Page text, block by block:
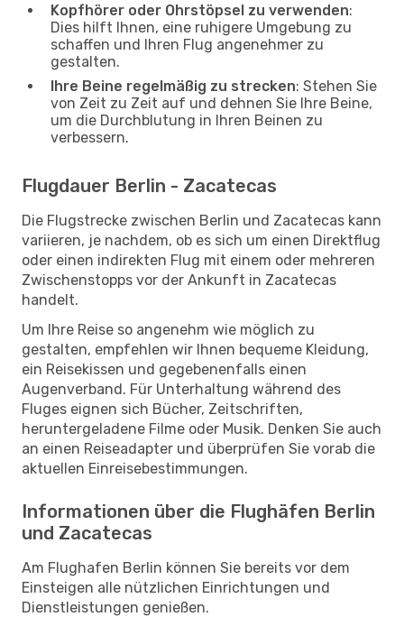
Kopfhörer oder Ohrstöpsel zu verwenden:
Dies hilft Ihnen, eine ruhigere Umgebung zu
schaffen und Ihren Flug angenehmer zu
gestalten.
Ihre Beine regelmäßig zu strecken: Stehen Sie
von Zeit zu Zeit auf und dehnen Sie Ihre Beine,
um die Durchblutung in Ihren Beinen zu
verbessern.
Flugdauer Berlin - Zacatecas
Die Flugstrecke zwischen Berlin und Zacatecas kann
variieren, je nachdem, ob es sich um einen Direktflug
oder einen indirekten Flug mit einem oder mehreren
Zwischenstopps vor der Ankunft in Zacatecas
handelt.
Um Ihre Reise so angenehm wie möglich zu
gestalten, empfehlen wir Ihnen bequeme Kleidung,
ein Reisekissen und gegebenenfalls einen
Augenverband. Für Unterhaltung während des
Fluges eignen sich Bücher, Zeitschriften,
heruntergeladene Filme oder Musik. Denken Sie auch
an einen Reiseadapter und überprüfen Sie vorab die
aktuellen Einreisebestimmungen.
Informationen über die Flughäfen Berlin
und Zacatecas
Am Flughafen Berlin können Sie bereits vor dem
Einsteigen alle nützlichen Einrichtungen und
Dienstleistungen genießen.